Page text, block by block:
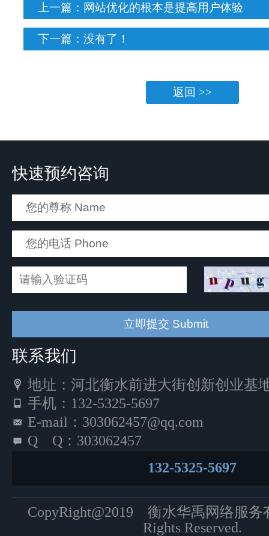
上一篇： 网站优化的根本是提高用户体验
下一篇：没有了！
返回 >>
快速预约咨询
联系我们
地址：河北衡水前进大街创新创业基
手机：132-5325-5697
E-mail：303062457@qq.com
Q Q：303062457
132-5325-5697
CopyRight@2019 衡水华禹网络服
Rights Reserved.